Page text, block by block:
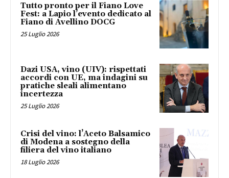
Tutto pronto per il Fiano Love
Fest: a Lapio l’evento dedicato al
Fiano di Avellino DOCG
25 Luglio 2026
Dazi USA, vino (UIV): rispettati
accordi con UE, ma indagini su
pratiche sleali alimentano
incertezza
25 Luglio 2026
Crisi del vino: l’Aceto Balsamico
di Modena a sostegno della
filiera del vino italiano
18 Luglio 2026